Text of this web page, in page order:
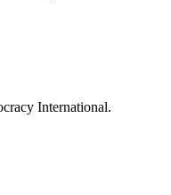
International.